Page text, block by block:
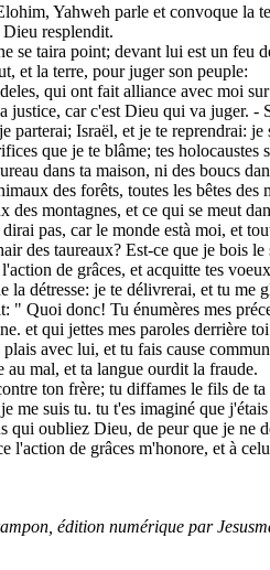
Yahweh parle et convoque la
resplendit.
se taira point; devant lui est un feu
et la terre, pour juger son peuple:
qui ont fait alliance avec moi
justice, car c'est Dieu qui va juger. -
parterai; Israël, et je te reprendrai:
que je te blâme; tes holocaustes
dans ta maison, ni des boucs
des forêts, toutes les bêtes des
des montagnes, et ce qui se meut
pas, car le monde està moi, et
des taureaux? Est-ce que je bois le
de grâces, et acquitte tes
la détresse: je te délivrerai, et tu me
" Quoi donc! Tu énumères mes
et qui jettes mes paroles derrière
avec lui, et tu fais cause
au mal, et ta langue ourdit la fraude.
ton frère; tu diffames le fils de ta
me suis tu. tu t'es imaginé que
qui oubliez Dieu, de peur que je ne
l'action de grâces m'honore, et à
édition numérique par